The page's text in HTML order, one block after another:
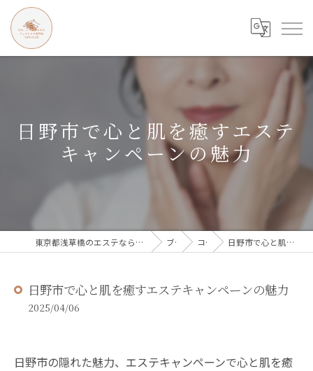
日野市で心と肌を癒すエステ
キャンペーンの魅力
東京都浅草橋のエステなら目の、シワとたるみのフェイシャル専門店 regalo ブログ コラム 日野市で心と肌を癒すエステキャンペーンの魅力
日野市で心と肌を癒すエステキャンペーンの魅力
2025/04/06
日野市の隠れた魅力、エステキャンペーンで心と肌を癒